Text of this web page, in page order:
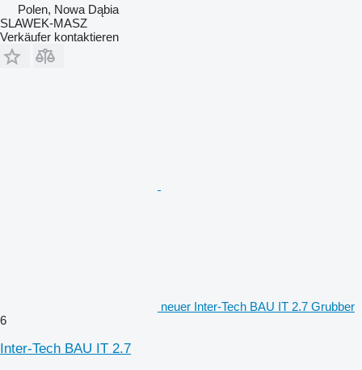
Polen, Nowa Dąbia
SLAWEK-MASZ
Verkäufer kontaktieren
neuer Inter-Tech BAU IT 2.7 Grubber
6
Inter-Tech BAU IT 2.7